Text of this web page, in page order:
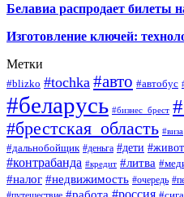
Белавиа распродает
Изготовление ключей:
Метки
#blizko #tochka #авто #автобус
#беларусь #бизнес_брест
#брестская_область #виза
#дальнобойщик #деньга #дети
#контрабанда #кредит #литва
#налог #недвижимость #очередь
#россия